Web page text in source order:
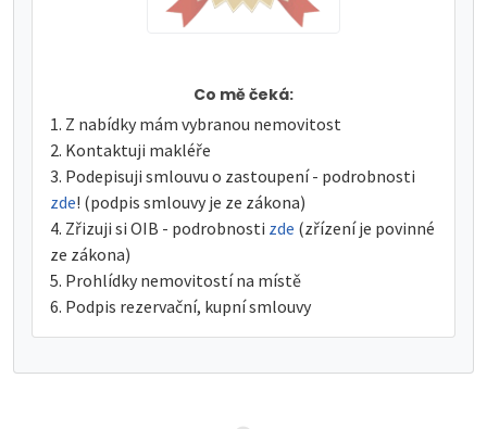
Co mě čeká:
Z nabídky mám vybranou nemovitost
Kontaktuji makléře
Podepisuji smlouvu o zastoupení - podrobnosti
zde! (podpis smlouvy je ze zákona)
Zřizuji si OIB - podrobnosti zde (zřízení je povinné
ze zákona)
Prohlídky nemovitostí na místě
Podpis rezervační, kupní smlouvy